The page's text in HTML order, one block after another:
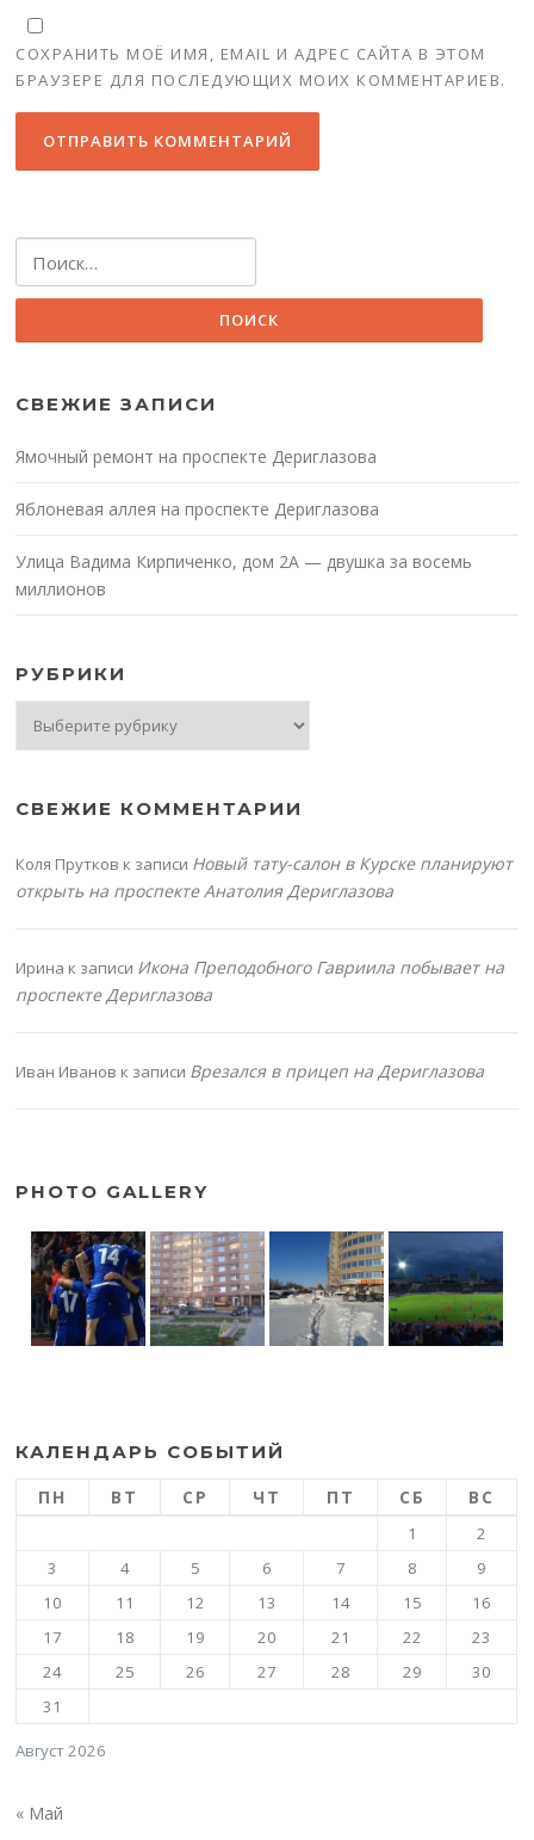
СОХРАНИТЬ МОЁ ИМЯ, EMAIL И АДРЕС САЙТА В ЭТОМ
БРАУЗЕРЕ ДЛЯ ПОСЛЕДУЮЩИХ МОИХ КОММЕНТАРИЕВ.
СВЕЖИЕ ЗАПИСИ
Ямочный ремонт на проспекте Дериглазова
Яблоневая аллея на проспекте Дериглазова
Улица Вадима Кирпиченко, дом 2А — двушка за восемь
миллионов
РУБРИКИ
СВЕЖИЕ КОММЕНТАРИИ
Коля Прутков к записи Новый тату-салон в Курске планируют
открыть на проспекте Анатолия Дериглазова
Ирина к записи Икона Преподобного Гавриила побывает на
проспекте Дериглазова
Иван Иванов к записи Врезался в прицеп на Дериглазова
PHOTO GALLERY
КАЛЕНДАРЬ СОБЫТИЙ
Август 2026
ПН ВТ СР ЧТ ПТ СБ ВС
1
2
3
4 5 6 7 8
9
10
11 12 13 14 15
16
17
18 19 20 21 22
23
24
25 26 27 28 29
30
31
« Май